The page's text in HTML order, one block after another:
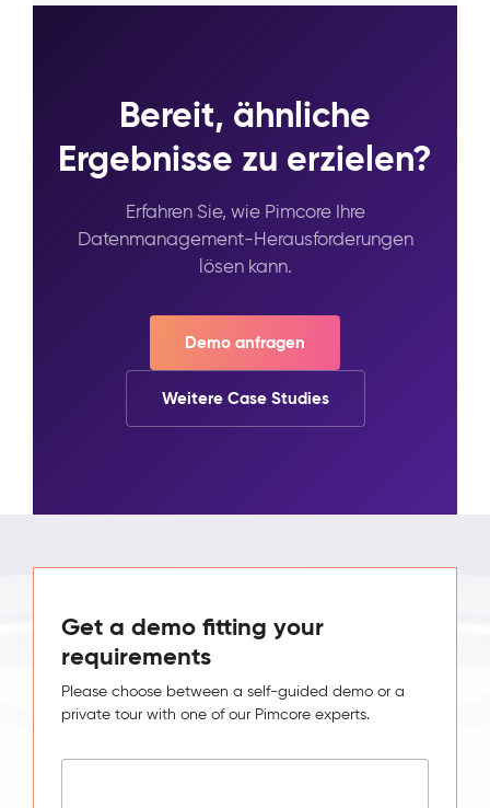
Bereit, ähnliche
Ergebnisse zu erzielen?
Erfahren Sie, wie Pimcore Ihre
Datenmanagement-Herausforderungen
lösen kann.
Demo anfragen
Weitere Case Studies
Get a demo fitting your
requirements
Please choose between a self-guided demo or a
private tour with one of our Pimcore experts.